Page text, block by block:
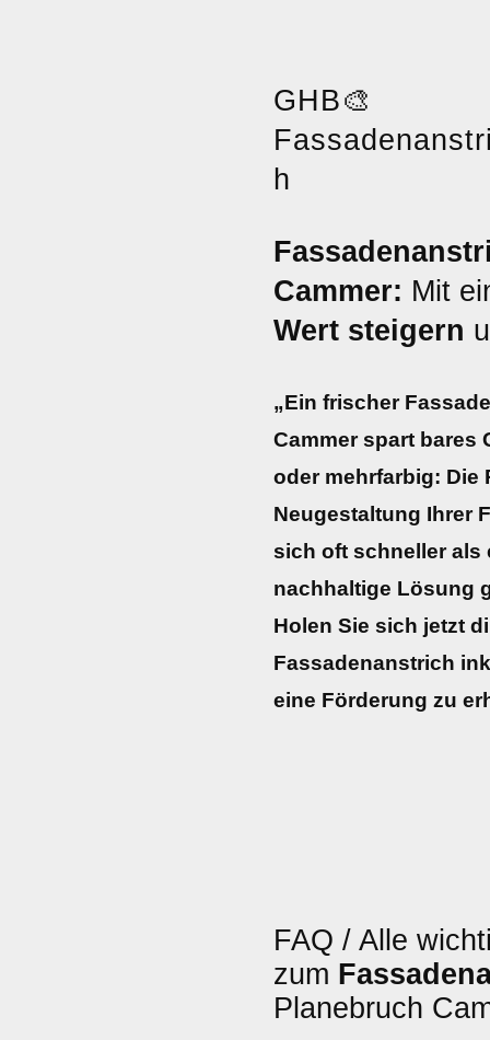
GHB🎨
h
Cammer: Mit
Wert steigern
„Ein frischer
Cammer spart bares
oder mehrfarbig: Die
Neugestaltung Ihrer
sich oft schneller als
nachhaltige Lösung
Holen Sie sich jetzt
Fassadenanstrich
eine Förderung zu
FAQ / Alle
zum
Planebruch